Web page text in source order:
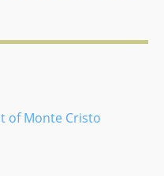
of Monte Cristo